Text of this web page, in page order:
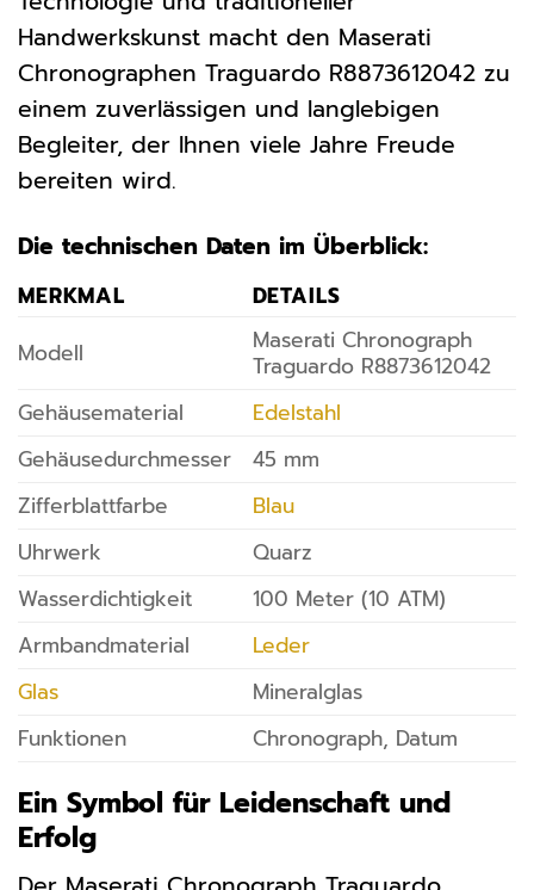
Handwerkskunst macht den Maserati
Chronographen Traguardo R8873612042 zu
einem zuverlässigen und langlebigen
Begleiter, der Ihnen viele Jahre Freude
bereiten wird.
Die technischen Daten im Überblick:
MERKMAL
DETAILS
Modell
Maserati Chronograph
Traguardo R8873612042
Gehäusematerial
Edelstahl
Gehäusedurchmesser
45 mm
Zifferblattfarbe
Blau
Uhrwerk
Quarz
Wasserdichtigkeit
100 Meter (10 ATM)
Armbandmaterial
Leder
Glas
Mineralglas
Funktionen
Chronograph, Datum
Ein Symbol für Leidenschaft und
Erfolg